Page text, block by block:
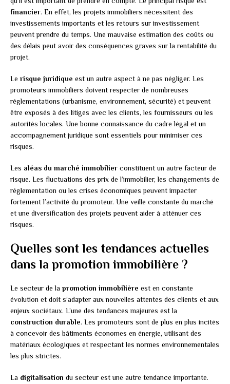
financier. En effet, les projets immobiliers nécessitent des
investissements importants et les retours sur investissement
peuvent prendre du temps. Une mauvaise estimation des coûts ou
des délais peut avoir des conséquences graves sur la rentabilité du
projet.
Le risque juridique est un autre aspect à ne pas négliger. Les
promoteurs immobiliers doivent respecter de nombreuses
réglementations (urbanisme, environnement, sécurité) et peuvent
être exposés à des litiges avec les clients, les fournisseurs ou les
autorités locales. Une bonne connaissance du cadre légal et un
accompagnement juridique sont essentiels pour minimiser ces
risques.
Les aléas du marché immobilier constituent un autre facteur de
risque. Les fluctuations des prix de l’immobilier, les changements de
réglementation ou les crises économiques peuvent impacter
fortement l’activité du promoteur. Une veille constante du marché
et une diversification des projets peuvent aider à atténuer ces
risques.
Quelles sont les tendances actuelles
dans la promotion immobilière ?
Le secteur de la promotion immobilière est en constante
évolution et doit s’adapter aux nouvelles attentes des clients et aux
enjeux sociétaux. L’une des tendances majeures est la
construction durable. Les promoteurs sont de plus en plus incités
à concevoir des bâtiments économes en énergie, utilisant des
matériaux écologiques et respectant les normes environnementales
les plus strictes.
La digitalisation du secteur est une autre tendance importante.